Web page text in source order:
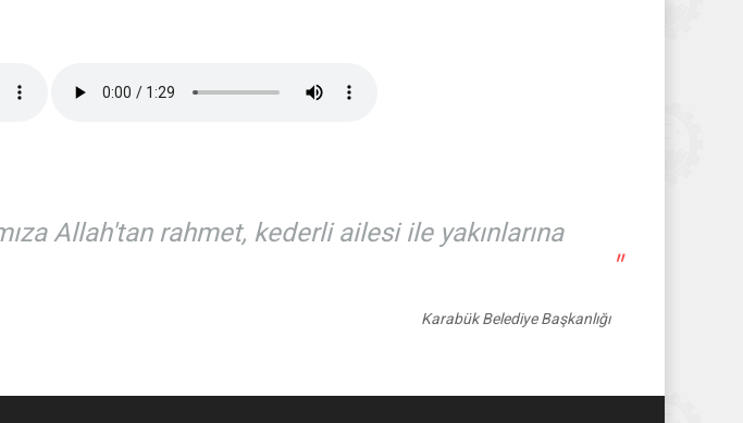
Allah'tan rahmet, kederli ailesi ile yakınlarına
"
Karabük Belediye Başkanlığı